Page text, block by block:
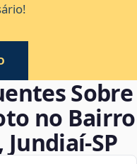
Sobre
no Bairro